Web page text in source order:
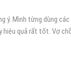
ý. Mình từng dùng
quả rất tốt. Vợ